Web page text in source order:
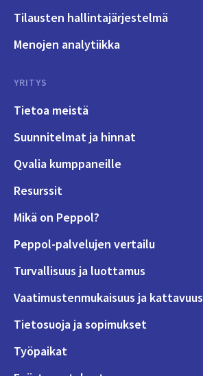
Tilausten hallintajärjestelmä
Menojen analytiikka
YRITYS
Tietoa meistä
Suunnitelmat ja hinnat
Qvalia kumppaneille
Resurssit
Mikä on Peppol?
Peppol-palvelujen vertailu
Turvallisuus ja luottamus
Vaatimustenmukaisuus ja kattavuus
Tietosuoja ja sopimukset
Työpaikat